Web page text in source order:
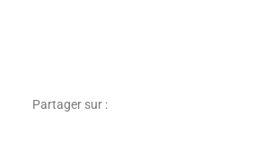
Partager sur :